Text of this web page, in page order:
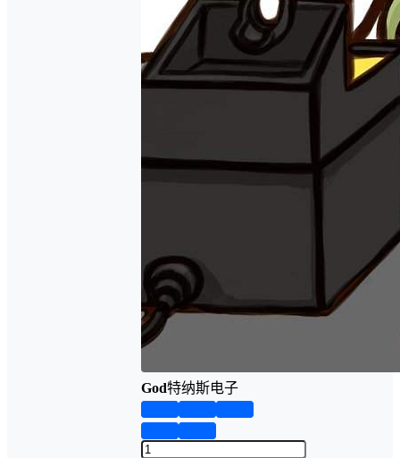
God特纳斯电子